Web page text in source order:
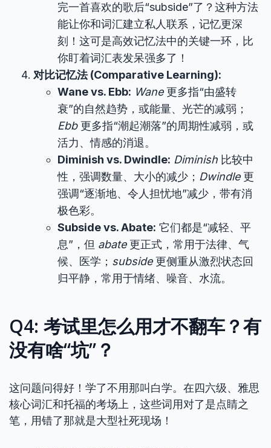
完一首喜欢的歌后“subside”了？这种方法
能让你和词汇建立私人联系，记忆更深
刻！这可是高效记忆法中的关键一环，比
你盯着词汇表发呆强多了！
对比记忆法 (Comparative Learning):
Wane vs. Ebb: Wane更多指“由盛转
衰”的自然趋势，或能量、光芒的减弱；
Ebb更多指“潮起潮落”的周期性减弱，或
活力、情感的消退。
Diminish vs. Dwindle: Diminish 比较中
性，强调数量、大小的减少； Dwindle更
强调“逐渐地、令人担忧地”减少，带有消
极色彩。
Subside vs. Abate: 它们都是“减轻、平
息”，但 abate更正式，常用于法律、气
候、医学； subside更侧重从激烈状态回
归平静，常用于情绪、噪音、水流。
Q4: 考试里怎么用才不翻车？有
没有啥“坑”？
这问题问得好！学了不用那叫白学。在四六级、雅思
核心词汇和托福的考场上，这些词用对了是点睛之
笔，用错了那就是大型社死现场！